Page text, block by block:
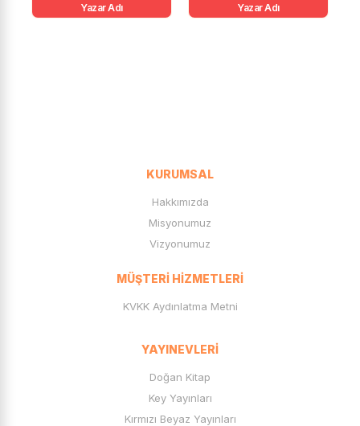
Yazar Adı Yazar Adı
KURUMSAL
Hakkımızda
Misyonumuz
Vizyonumuz
MÜŞTERI HIZMETLERI
KVKK Aydınlatma Metni
YAYINEVLERI
Doğan Kitap
Key Yayınları
Kırmızı Beyaz Yayınları